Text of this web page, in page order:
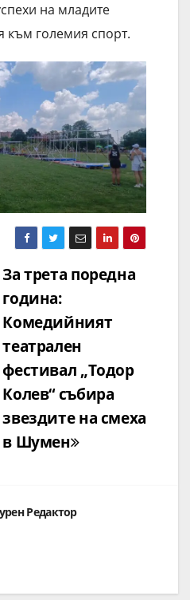
на младите
към големия спорт.
За трета поредна
година:
Комедийният
театрален
фестивал „Тодор
Колев“ събира
звездите на смеха
в Шумен
Редактор